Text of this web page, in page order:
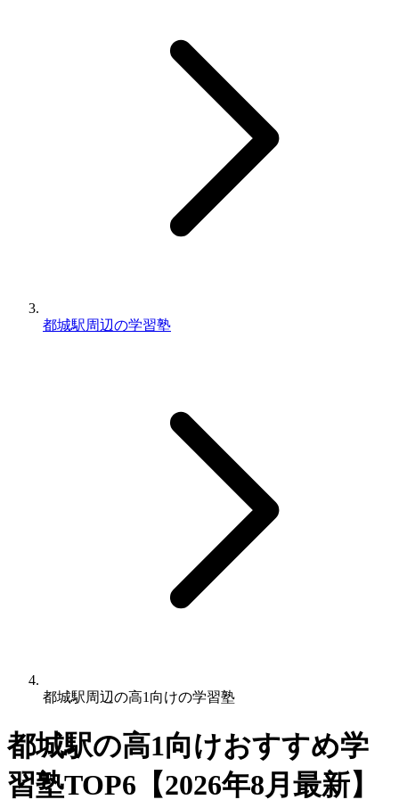
都城駅周辺の学習塾
都城駅周辺の高1向けの学習塾
都城駅の高1向けおすすめ学
習塾TOP6【2026年8月最新】